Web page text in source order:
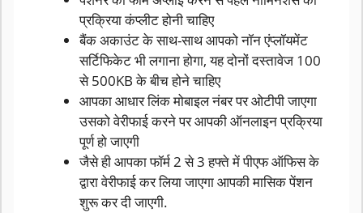
प्रक्रिया कंप्लीट होनी चाहिए
बैंक अकाउंट के साथ-साथ आपको नॉन एंप्लॉयमेंट
सर्टिफिकेट भी लगाना होगा, यह दोनों दस्तावेज 100
से 500KB के बीच होने चाहिए
आपका आधार लिंक मोबाइल नंबर पर ओटीपी जाएगा
उसको वेरीफाई करने पर आपकी ऑनलाइन प्रक्रिया
पूर्ण हो जाएगी
जैसे ही आपका फॉर्म 2 से 3 हफ्ते में पीएफ ऑफिस के
द्वारा वेरीफाई कर लिया जाएगा आपकी मासिक पेंशन
शुरू कर दी जाएगी.